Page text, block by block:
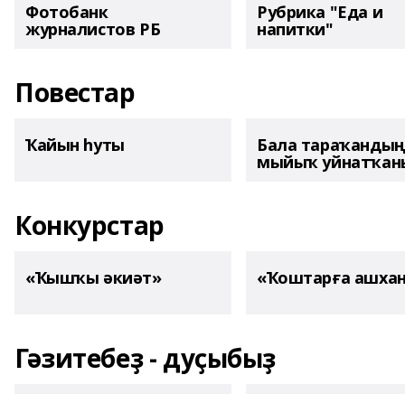
Фотобанк
журналистов РБ
Рубрика "Еда и
напитки"
Повестар
Ҡайын һуты Бала тараҡандың
мыйыҡ
Конкурстар
«Ҡышҡы әкиәт» «Ҡоштарға
Гәзитебеҙ - дуҫыбыҙ